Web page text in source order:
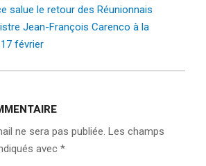
salue le retour des Réunionnais
Jean-François Carenco à la
février
ne sera pas publiée. Les champs
avec *